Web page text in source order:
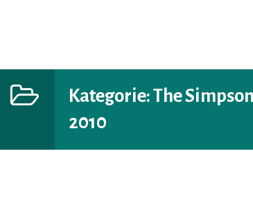
Kategorie:The
2010